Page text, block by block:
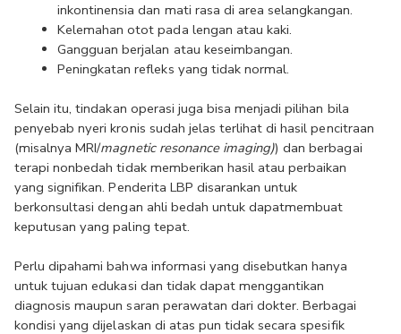
inkontinensia dan mati rasa di area selangkangan.
Kelemahan otot pada lengan atau kaki.
Gangguan berjalan atau keseimbangan.
Peningkatan refleks yang tidak normal.
Selain itu, tindakan operasi juga bisa menjadi pilihan bila
penyebab nyeri kronis sudah jelas terlihat di hasil pencitraan
(misalnya MRI/magnetic resonance imaging)) dan berbagai
terapi nonbedah tidak memberikan hasil atau perbaikan
yang signifikan. Penderita LBP disarankan untuk
berkonsultasi dengan ahli bedah untuk dapatmembuat
keputusan yang paling tepat.
Perlu dipahami bahwa informasi yang disebutkan hanya
untuk tujuan edukasi dan tidak dapat menggantikan
diagnosis maupun saran perawatan dari dokter. Berbagai
kondisi yang dijelaskan di atas pun tidak secara spesifik